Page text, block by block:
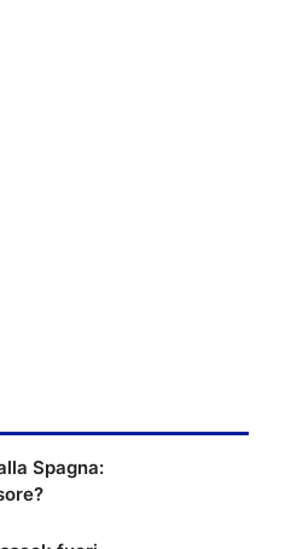
Spagna: